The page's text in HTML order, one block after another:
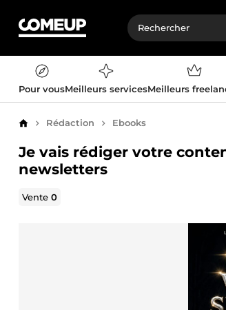
Pour vousMeilleurs servicesMeilleurs
AccueilRédaction Ebooks
Je vais rédiger votre
newsletters
Vente0